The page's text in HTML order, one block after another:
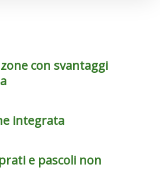
con svantaggi
integrata
e pascoli non